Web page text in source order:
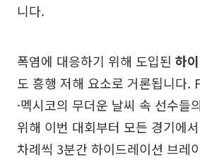
니다.
폭염에 대응하기 위해 도입된 하
도 흥행 저해 요소로 거론됩니다.
·멕시코의 무더운 날씨 속 선수들
위해 이번 대회부터 모든 경기에
차례씩 3분간 하이드레이션 브레